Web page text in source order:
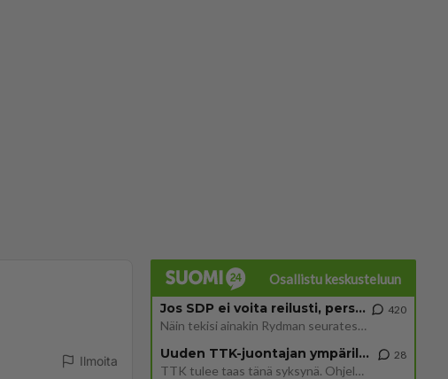
Ilmoita
Osallistu keskusteluun
Jos SDP ei voita reilusti, persut kumoavat demokratian Suomesta
Näin tekisi ainakin Rydman seuratessaan idolinsa Trumpin mallia https://www.is.fi/politiikka/art-2000012187244.html
420
Uuden TTK-juontajan ympärillä epätietoisuus sakenee - Nyt MTV hämmentää soppaa
TTK tulee taas tänä syksynä. Ohjelman uudet tähtioppilaat julkistetaan torstaina 6. elokuuta klo 14 alkavassa lehdistö
28